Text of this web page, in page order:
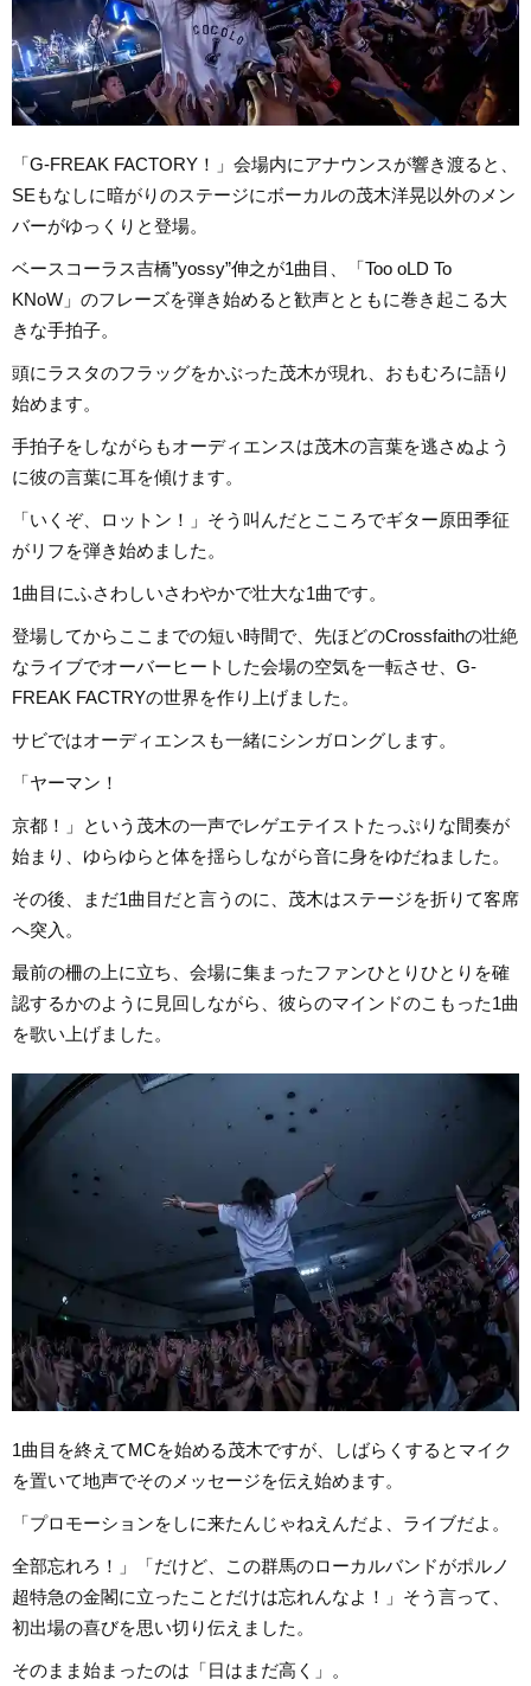
「G-FREAK FACTORY！」会場内にアナウンスが響き渡ると、
SEもなしに暗がりのステージにボーカルの茂木洋晃以外のメン
バーがゆっくりと登場。
ベースコーラス吉橋”yossy”伸之が1曲目、「Too oLD To
KNoW」のフレーズを弾き始めると歓声とともに巻き起こる大
きな手拍子。
頭にラスタのフラッグをかぶった茂木が現れ、おもむろに語り
始めます。
手拍子をしながらもオーディエンスは茂木の言葉を逃さぬよう
に彼の言葉に耳を傾けます。
「いくぞ、ロットン！」そう叫んだとこころでギター原田季征
がリフを弾き始めました。
1曲目にふさわしいさわやかで壮大な1曲です。
登場してからここまでの短い時間で、先ほどのCrossfaithの壮絶
なライブでオーバーヒートした会場の空気を一転させ、G-
FREAK FACTRYの世界を作り上げました。
サビではオーディエンスも一緒にシンガロングします。
「ヤーマン！
京都！」という茂木の一声でレゲエテイストたっぷりな間奏が
始まり、ゆらゆらと体を揺らしながら音に身をゆだねました。
その後、まだ1曲目だと言うのに、茂木はステージを折りて客席
へ突入。
最前の柵の上に立ち、会場に集まったファンひとりひとりを確
認するかのように見回しながら、彼らのマインドのこもった1曲
を歌い上げました。
1曲目を終えてMCを始める茂木ですが、しばらくするとマイク
を置いて地声でそのメッセージを伝え始めます。
「プロモーションをしに来たんじゃねえんだよ、ライブだよ。
全部忘れろ！」「だけど、この群馬のローカルバンドがポルノ
超特急の金閣に立ったことだけは忘れんなよ！」そう言って、
初出場の喜びを思い切り伝えました。
そのまま始まったのは「日はまだ高く」。